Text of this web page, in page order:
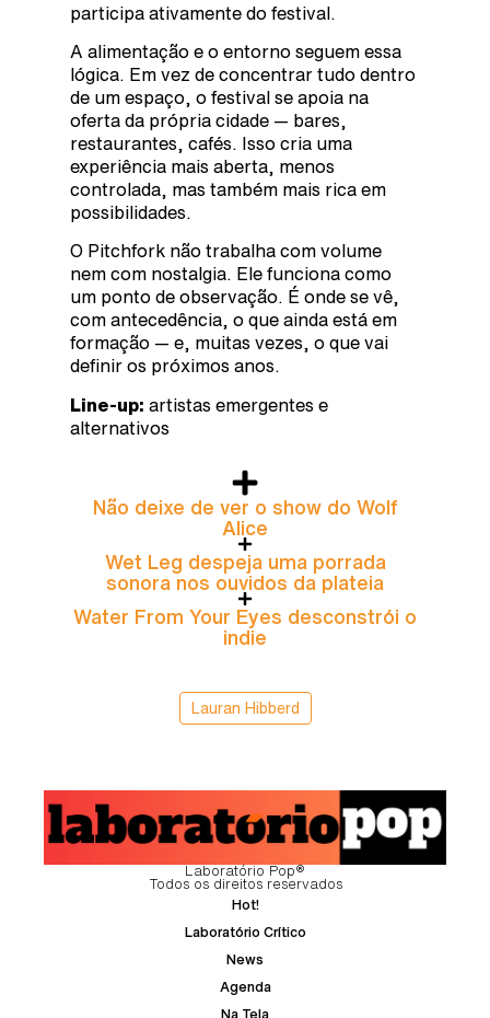
participa ativamente do festival.
A alimentação e o entorno seguem essa
lógica. Em vez de concentrar tudo dentro
de um espaço, o festival se apoia na
oferta da própria cidade — bares,
restaurantes, cafés. Isso cria uma
experiência mais aberta, menos
controlada, mas também mais rica em
possibilidades.
O Pitchfork não trabalha com volume
nem com nostalgia. Ele funciona como
um ponto de observação. É onde se vê,
com antecedência, o que ainda está em
formação — e, muitas vezes, o que vai
definir os próximos anos.
Line-up: artistas emergentes e
alternativos
Não deixe de ver o show do Wolf
Alice
Wet Leg despeja uma porrada
sonora nos ouvidos da plateia
Water From Your Eyes desconstrói o
indie
Lauran Hibberd
Laboratório Pop®
Todos os direitos reservados
Hot!
Laboratório Crítico
News
Agenda
Na Tela